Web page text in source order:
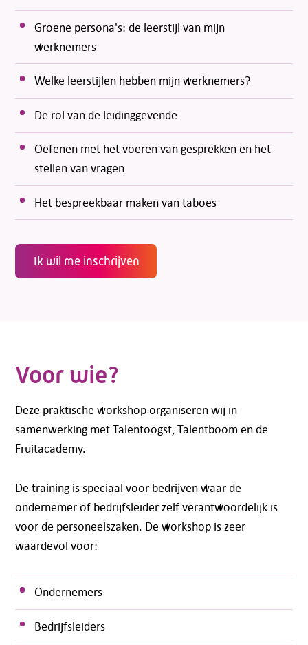
Groene persona's: de leerstijl van mijn
werknemers
Welke leerstijlen hebben mijn werknemers?
De rol van de leidinggevende
Oefenen met het voeren van gesprekken en het
stellen van vragen
Het bespreekbaar maken van taboes
Ik wil me inschrijven
Voor wie?
Deze praktische workshop organiseren wij in
samenwerking met Talentoogst, Talentboom en de
Fruitacademy.
De training is speciaal voor bedrijven waar de
ondernemer of bedrijfsleider zelf verantwoordelijk is
voor de personeelszaken. De workshop is zeer
waardevol voor:
Ondernemers
Bedrijfsleiders